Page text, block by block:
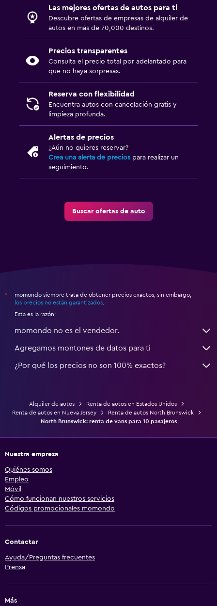
Las mejores ofertas de autos para ti
Descubre ofertas de empresas de alquiler de
autos en más de 70,000 destinos.
Precios transparentes
Consulta el precio total por adelantado para
que no haya sorpresas.
Reserva con flexibilidad
Encuentra autos con cancelación gratis y
limpieza profunda.
Alertas de precios
¿Aún no quieres reservar?
Crea una alerta de precios para realizar un
seguimiento.
Buscar ofertas de auto
*
momondo siempre trata de obtener precios exactos, sin embargo,
los precios no están garantizados.
Esta es la razón:
momondo no es el vendedor.
Agregamos montones de datos para ti
¿Por qué los precios no son 100% exactos?
Alquiler de autos
Renta de autos en Estados Unidos
Renta de autos en Nueva Jersey
Renta de autos North Brunswick
North Brunswick: renta de vans para 10 pasajeros
Nuestra empresa
Quiénes somos
Empleo
Móvil
Cómo funcionan nuestros servicios
Códigos promocionales momondo
Contactar
Ayuda/Preguntas frecuentes
Prensa
Más